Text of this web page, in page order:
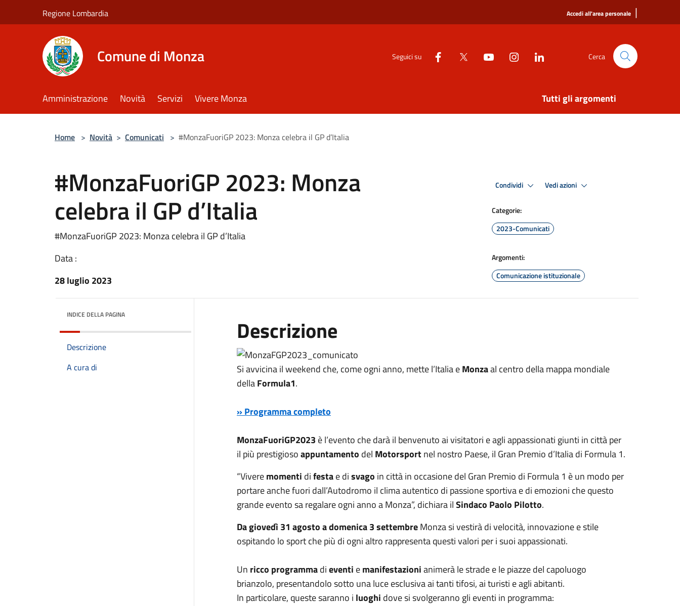
Regione Lombardia Accedi all'area personale |
Comune di Monza Seguici su Cerca
Amministrazione Novità Servizi Vivere Monza Tutti gli argomenti
Home > Novità > Comunicati > #MonzaFuoriGP 2023: Monza celebra il GP d’Italia
#MonzaFuoriGP 2023: Monza
celebra il GP d’Italia
#MonzaFuoriGP 2023: Monza celebra il GP d’Italia
Data :
28 luglio 2023
Condividi Vedi azioni
Categorie:
2023-Comunicati
Argomenti:
Comunicazione istituzionale
INDICE DELLA PAGINA
Descrizione
A cura di
Descrizione
Si avvicina il weekend che, come ogni anno, mette l’Italia eMonzaal centro della mappa mondiale
dellaFormula1.
» Programma completo
MonzaFuoriGP2023 è l’evento che darà il benvenuto ai visitatori e agli appassionati giunti in città per
il più prestigiosoappuntamento del Motorsportnel nostro Paese, il Gran Premio d’Italia di Formula 1.
“Viveremomenti difestae disvago in città in occasione del Gran Premio di Formula 1 è un modo per
portare anche fuori dall’Autodromo il clima autentico di passione sportiva e di emozioni che questo
grande evento sa regalare ogni anno a Monza”, dichiara ilSindaco Paolo Pilotto.
Da giovedì 31 agosto a domenica 3 settembreMonza si vestirà di velocità, innovazione e stile
ospitando lo sport che più di ogni altro rappresenta questi valori per i suoi appassionati.
Un ricco programmadieventi emanifestazionianimerà le strade e le piazze del capoluogo
brianzolo, presentandolo sotto una luce esclusiva ai tanti tifosi, ai turisti e agli abitanti.
In particolare, queste saranno i luoghi dove si svolgeranno gli eventi in programma: